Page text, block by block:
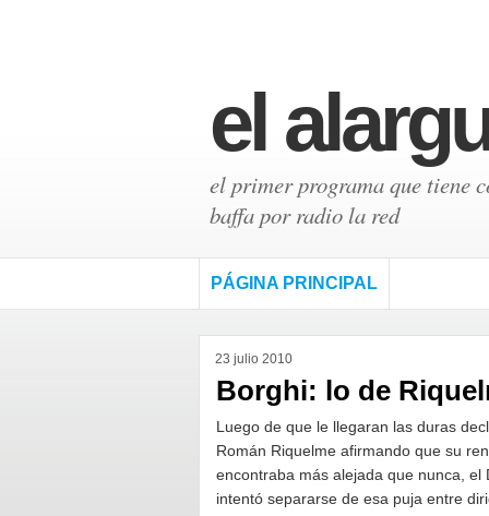
el
el primer programa que tiene
baffa por radio la red
PÁGINA PRINCIPAL
23 julio 2010
Borghi: lo de
Luego de que le llegaran las duras
Román Riquelme afirmando que su
encontraba más alejada que nunca, el
intentó separarse de esa puja entre